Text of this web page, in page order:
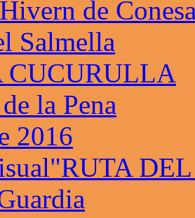
de
Salmella
CUCURULLA
la Pena
2016